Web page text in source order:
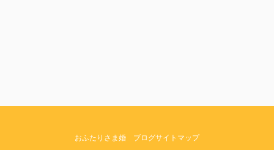
おふたりさま婚 ブログサイトマップ